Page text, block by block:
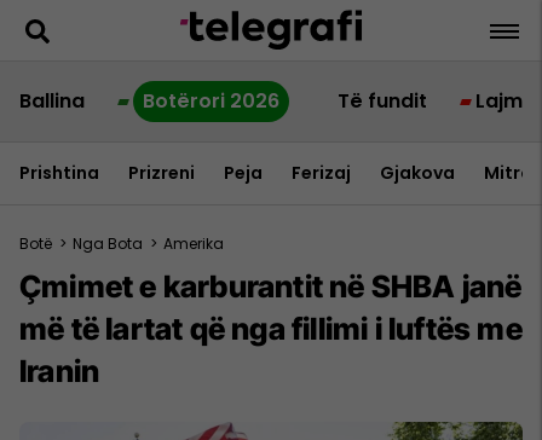
Ballina Botërori 2026 Të fundit Lajme
Prishtina Prizreni Peja Ferizaj Gjakova
Botë > Nga Bota > Amerika
Çmimet e karburantit në SHBA janë
më të lartat që nga fillimi i luftës me
Iranin